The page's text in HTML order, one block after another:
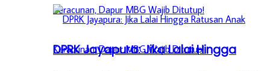
DPRK Jayapura: Jika Lalai Hingga